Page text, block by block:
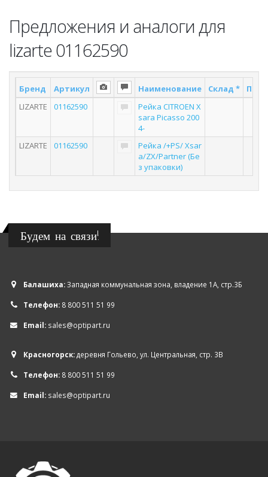
Предложения и аналоги для
lizarte 01162590
Бренд Артикул Наименование Склад *
LIZARTE
01162590
Рейка CITROEN X
sara Picasso 200
4-
LIZARTE 01162590
Рейка /+PS/ Xsar
a/ZX/Partner (Бе
з упаковки)
Будем на связи!
Балашиха:Западная коммунальная зона, владение 1А, стр.3Б
Телефон: 8 800 511 51 99
Email: sales@optipart.ru
Красногорск:деревня Гольево, ул. Центральная, стр. 3В
Телефон: 8 800 511 51 99
Email: sales@optipart.ru